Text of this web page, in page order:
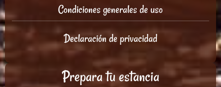
Condiciones generales de uso
Declaración de privacidad
Prepara tu estancia